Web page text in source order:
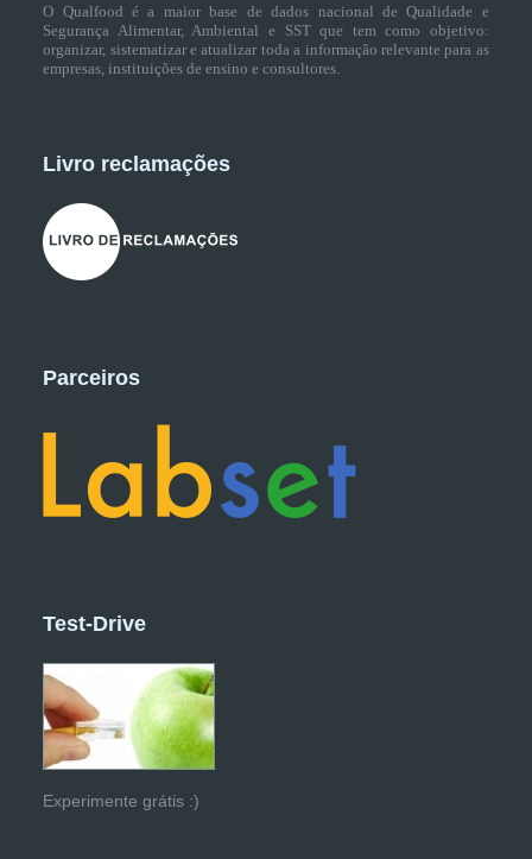
O Qualfood é a maior base de dados nacional de Qualidade e
Segurança Alimentar, Ambiental e SST que tem como objetivo:
organizar, sistematizar e atualizar toda a informação relevante para as
empresas, instituições de ensino e consultores.
Livro reclamações
Parceiros
Test-Drive
Experimente grátis :)